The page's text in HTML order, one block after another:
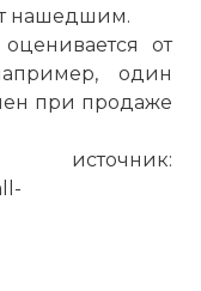
нашедшим.
от
один
при продаже